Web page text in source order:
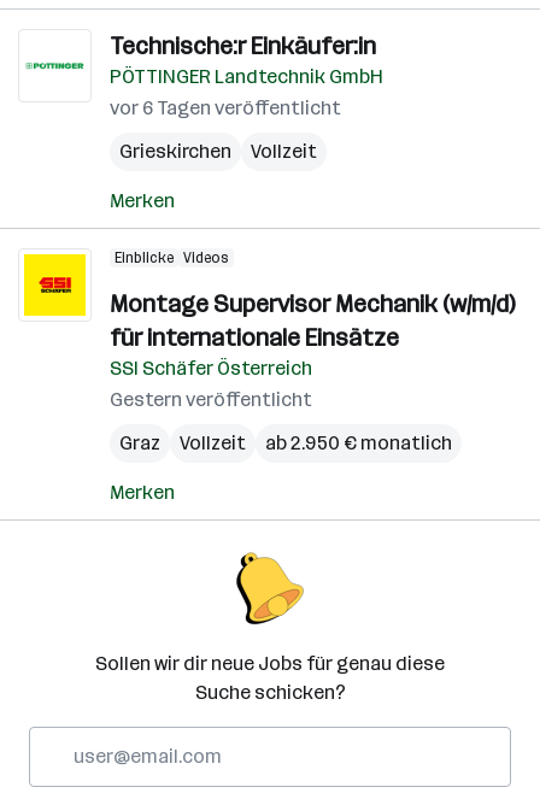
Technische:r Einkäufer:in
PÖTTINGER Landtechnik GmbH
vor 6 Tagen veröffentlicht
Grieskirchen
Vollzeit
Merken
Einblicke Videos
Montage Supervisor Mechanik (w/m/d)
für internationale Einsätze
SSI Schäfer Österreich
Gestern veröffentlicht
Graz
Vollzeit ab 2.950 € monatlich
Merken
Sollen wir dir neue Jobs für genau diese
Suche schicken?